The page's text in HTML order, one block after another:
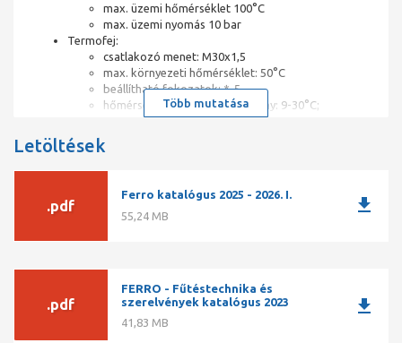
max. üzemi hőmérséklet 100°C
max. üzemi nyomás 10 bar
Termofej:
csatlakozó menet: M30x1,5
max. környezeti hőmérséklet: 50°C
beállítható fokozatok: *-5
hőmérséklet beállítási tartomány: 9-30°C;
fagyvédelem: -9°C
A szett elemei:
GT30 termofej
1/2” sarok termosztát szelep
Több mutatása
Letöltések
.pdf
Ferro katalógus 2025 - 2026. I.
55,24 MB
download
.pdf
FERRO - Fűtéstechnika és
szerelvények katalógus 2023
41,83 MB
download